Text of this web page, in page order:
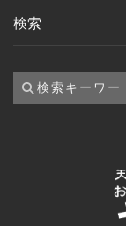
カ
ブ
検索